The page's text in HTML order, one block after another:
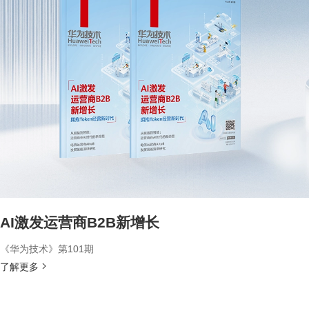
AI激发运营商B2B新增长
《华为技术》第101期
了解更多